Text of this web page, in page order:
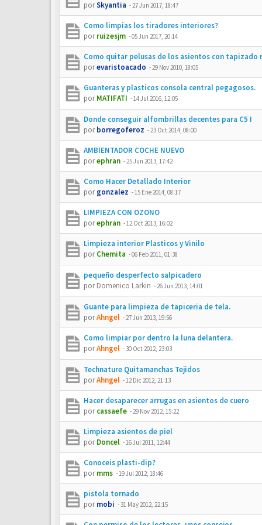
porSkyantia -27 Jun 2017, 18:47
Como limpias los tiradores interiores?
porruizesjm -05 Jun 2017, 20:14
Como quitar pelusas de los asientos con tapizado
porevaristoacado -29 Nov 2010, 18:05
Guanteras y plasticos consola central pegagosos.
porMATIFATI -14 Jul 2016, 12:05
Donde conseguir alfombrillas decentes para C5 I
porborregoferoz -23 Oct 2014, 08:00
AMBIENTADOR COCHE NUEVO
porephran -25 Jun 2013, 17:42
Como Hacer Detallado Interior
porgonzalez -15 Ene 2014, 08:17
LIMPIEZA CON OZONO
porephran -12 Oct 2013, 16:02
Limpieza interior Plasticos y Vinilo
porChemita -06 Feb 2011, 01:38
pequeño desperfecto salpicadero
porDomenico Larkin -26 Jun 2013, 14:01
Guante para limpieza de tapiceria de tela.
porAhngel -27 Jun 2013, 19:56
Como limpiar por dentro la luna delantera.
porAhngel -30 Oct 2012, 23:03
Technature Quitamanchas Tejidos
porAhngel -12 Dic 2012, 21:13
Hacer desaparecer arrugas en asientos de cuero
porcassaefe -29 Nov 2012, 15:22
Limpieza asientos de piel
porDoncel -16 Jul 2011, 12:44
Conoceis plasti-dip?
pormms -19 Jul 2012, 18:46
pistola tornado
pormobi - 31 May 2012, 22:15